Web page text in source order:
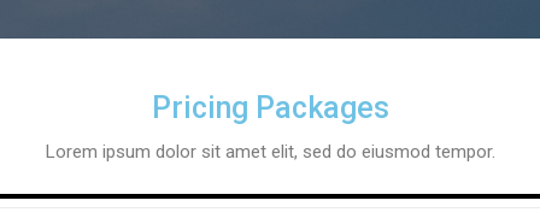
Pricing Packages
Lorem ipsum dolor sit amet elit, sed do eiusmod tempor.